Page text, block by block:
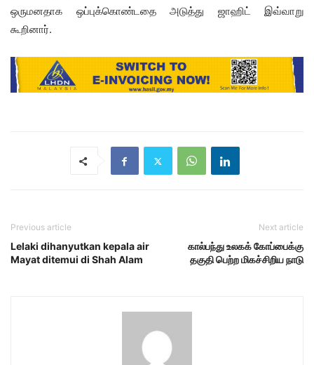
ஒருமனதாக ஒப்புக்கொண்டதை அடுத்து ஜாஹிட் இவ்வாறு
கூறினார்.
Previous article
Lelaki dihanyutkan kepala air
Mayat ditemui di Shah Alam
Next article
கால்பந்து உலகக் கோப்பைக்கு
தகுதி பெற்ற மிகச்சிறிய நாடு